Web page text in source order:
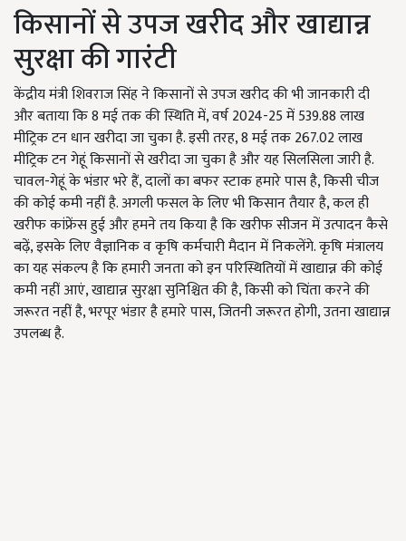
किसानों से उपज खरीद और खाद्यान्न
सुरक्षा की गारंटी
केंद्रीय मंत्री शिवराज सिंह ने किसानों से उपज खरीद की भी जानकारी दी
और बताया कि 8 मई तक की स्थिति में, वर्ष 2024-25 में 539.88 लाख
मीट्रिक टन धान खरीदा जा चुका है. इसी तरह, 8 मई तक 267.02 लाख
मीट्रिक टन गेहूं किसानों से खरीदा जा चुका है और यह सिलसिला जारी है.
चावल-गेहूं के भंडार भरे हैं, दालों का बफर स्टाक हमारे पास है, किसी चीज
की कोई कमी नहीं है. अगली फसल के लिए भी किसान तैयार है, कल ही
खरीफ कांफ्रेंस हुई और हमने तय किया है कि खरीफ सीजन में उत्पादन कैसे
बढ़ें, इसके लिए वैज्ञानिक व कृषि कर्मचारी मैदान में निकलेंगे. कृषि मंत्रालय
का यह संकल्प है कि हमारी जनता को इन परिस्थितियों में खाद्यान्न की कोई
कमी नहीं आएं, खाद्यान्न सुरक्षा सुनिश्चित की है, किसी को चिंता करने की
जरूरत नहीं है, भरपूर भंडार है हमारे पास, जितनी जरूरत होगी, उतना खाद्यान्न
उपलब्ध है.